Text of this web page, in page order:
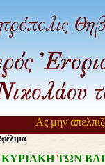
μην απελπιζόμαστε,
ΚΥΡΙΑΚΗ ΤΩΝ